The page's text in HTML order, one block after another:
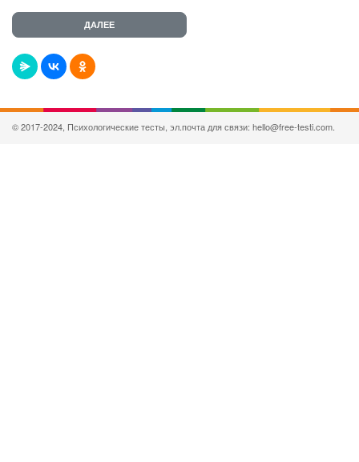
© 2017-2024, Психологические тесты, эл.почта для связи: hello@free-testi.com.